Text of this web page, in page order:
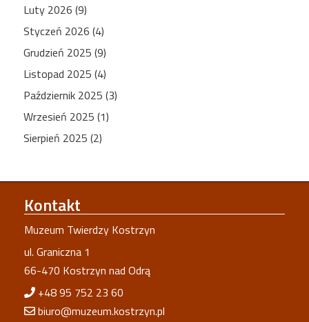
Luty 2026 (9)
Styczeń 2026 (4)
Grudzień 2025 (9)
Listopad 2025 (4)
Październik 2025 (3)
Wrzesień 2025 (1)
Sierpień 2025 (2)
Kontakt
Muzeum Twierdzy Kostrzyn
ul. Graniczna 1
66-470 Kostrzyn nad Odrą
+48 95 752 23 60
biuro@muzeum.kostrzyn.pl